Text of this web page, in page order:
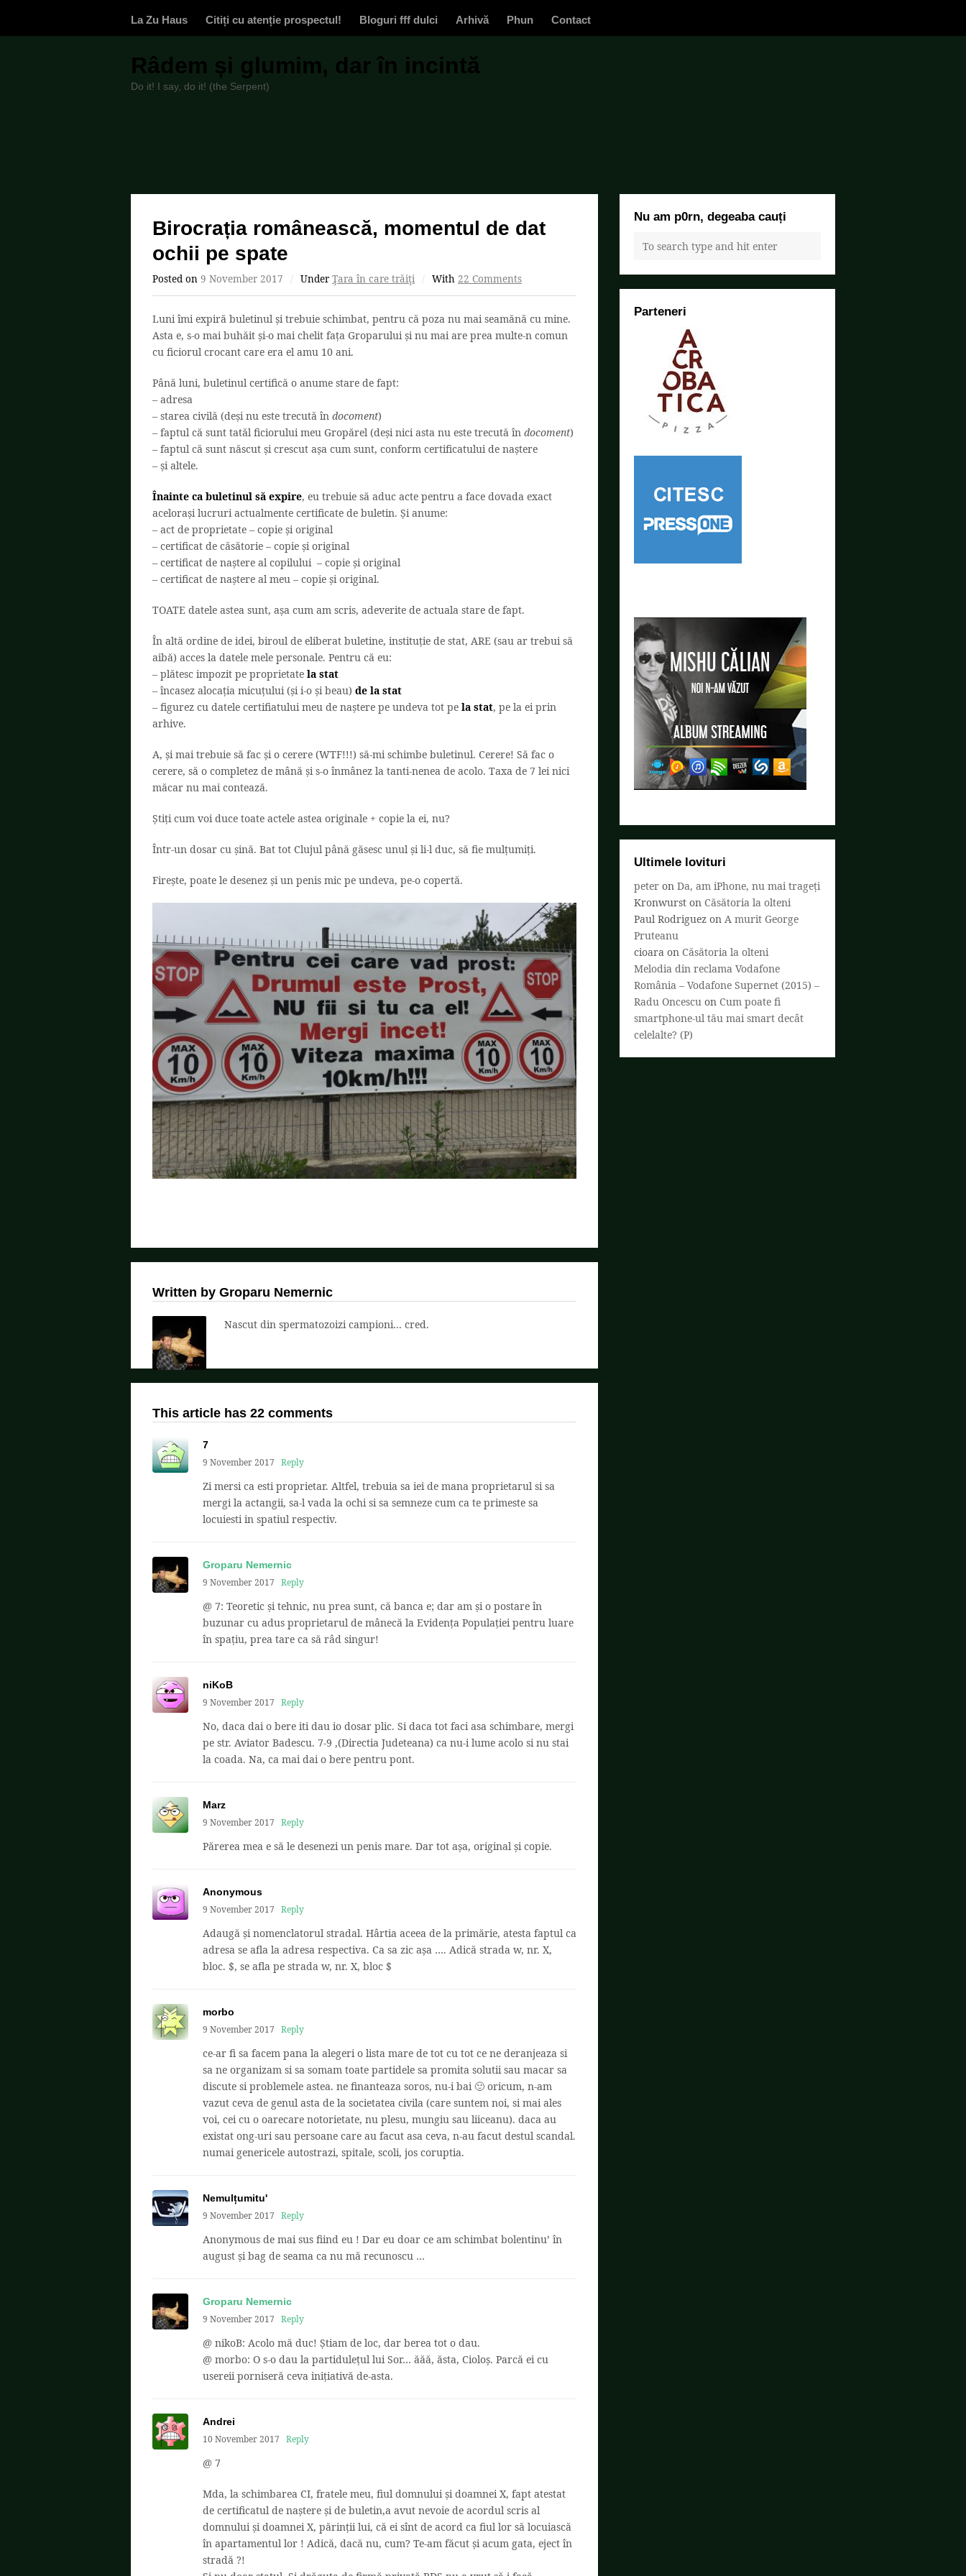
La Zu Haus Citiți cu atenție prospectul! Bloguri fff dulci Arhivă Phun Contact
Râdem și glumim, dar în incintă
Do it! I say, do it! (the Serpent)
Birocrația românească, momentul de dat
ochii pe spate
Posted on 9 November 2017 / Under Ţara în care trăiţi / With 22 Comments
Luni îmi expiră buletinul și trebuie schimbat, pentru că poza nu mai seamănă cu mine.
Asta e, s-o mai buhăit și-o mai chelit fața Groparului și nu mai are prea multe-n comun
cu ficiorul crocant care era el amu 10 ani.
Până luni, buletinul certifică o anume stare de fapt:
– adresa
– starea civilă (deși nu este trecută în docoment)
– faptul că sunt tatăl ficiorului meu Gropărel (deși nici asta nu este trecută în docoment)
– faptul că sunt născut și crescut așa cum sunt, conform certificatului de naștere
– și altele.
Înainte ca buletinul să expire, eu trebuie să aduc acte pentru a face dovada exact
acelorași lucruri actualmente certificate de buletin. Și anume:
– act de proprietate – copie și original
– certificat de căsătorie – copie și original
– certificat de naștere al copilului – copie și original
– certificat de naștere al meu – copie și original.
TOATE datele astea sunt, așa cum am scris, adeverite de actuala stare de fapt.
În altă ordine de idei, biroul de eliberat buletine, instituție de stat, ARE (sau ar trebui să
aibă) acces la datele mele personale. Pentru că eu:
– plătesc impozit pe proprietate la stat
– încasez alocația micuțului (și i-o și beau) de la stat
– figurez cu datele certifiatului meu de naștere pe undeva tot pe la stat, pe la ei prin
arhive.
A, și mai trebuie să fac și o cerere (WTF!!!) să-mi schimbe buletinul. Cerere! Să fac o
cerere, să o completez de mână și s-o înmânez la tanti-nenea de acolo. Taxa de 7 lei nici
măcar nu mai contează.
Știți cum voi duce toate actele astea originale + copie la ei, nu?
Într-un dosar cu șină. Bat tot Clujul până găsesc unul și li-l duc, să fie mulțumiți.
Firește, poate le desenez și un penis mic pe undeva, pe-o copertă.
Written by Groparu Nemernic
Nascut din spermatozoizi campioni... cred.
This article has 22 comments
7
9 November 2017
Reply
Zi mersi ca esti proprietar. Altfel, trebuia sa iei de mana proprietarul si sa
mergi la actangii, sa-l vada la ochi si sa semneze cum ca te primeste sa
locuiesti in spatiul respectiv.
Groparu Nemernic
9 November 2017
Reply
@ 7: Teoretic și tehnic, nu prea sunt, că banca e; dar am și o postare în
buzunar cu adus proprietarul de mânecă la Evidența Populației pentru luare
în spațiu, prea tare ca să râd singur!
niKoB
9 November 2017
Reply
No, daca dai o bere iti dau io dosar plic. Si daca tot faci asa schimbare, mergi
pe str. Aviator Badescu. 7-9 ,(Directia Judeteana) ca nu-i lume acolo si nu stai
la coada. Na, ca mai dai o bere pentru pont.
Marz
9 November 2017
Reply
Părerea mea e să le desenezi un penis mare. Dar tot așa, original și copie.
Anonymous
9 November 2017
Reply
Adaugă și nomenclatorul stradal. Hârtia aceea de la primărie, atesta faptul ca
adresa se afla la adresa respectiva. Ca sa zic așa …. Adică strada w, nr. X,
bloc. $, se afla pe strada w, nr. X, bloc $
morbo
9 November 2017
Reply
ce-ar fi sa facem pana la alegeri o lista mare de tot cu tot ce ne deranjeaza si
sa ne organizam si sa somam toate partidele sa promita solutii sau macar sa
discute si problemele astea. ne finanteaza soros, nu-i bai 🙂 oricum, n-am
vazut ceva de genul asta de la societatea civila (care suntem noi, si mai ales
voi, cei cu o oarecare notorietate, nu plesu, mungiu sau liiceanu). daca au
existat ong-uri sau persoane care au facut asa ceva, n-au facut destul scandal.
numai genericele autostrazi, spitale, scoli, jos coruptia.
Nemulțumitu'
9 November 2017
Reply
Anonymous de mai sus fiind eu ! Dar eu doar ce am schimbat bolentinu’ în
august și bag de seama ca nu mă recunoscu …
Groparu Nemernic
9 November 2017
Reply
@ nikoB: Acolo mă duc! Știam de loc, dar berea tot o dau.
@ morbo: O s-o dau la partidulețul lui Sor… ăăă, ăsta, Cioloș. Parcă ei cu
usereii porniseră ceva inițiativă de-asta.
Andrei
10 November 2017
Reply
@ 7
Mda, la schimbarea CI, fratele meu, fiul domnului și doamnei X, fapt atestat
de certificatul de naștere și de buletin,a avut nevoie de acordul scris al
domnului și doamnei X, părinții lui, că ei sînt de acord ca fiul lor să locuiască
în apartamentul lor ! Adică, dacă nu, cum? Te-am făcut și acum gata, eject în
stradă ?!
Nu am p0rn, degeaba cauți
Parteneri
Ultimele lovituri
peter on Da, am iPhone, nu mai trageți
Kronwurst on Căsătoria la olteni
Paul Rodriguez on A murit George
Pruteanu
cioara on Căsătoria la olteni
Melodia din reclama Vodafone
România – Vodafone Supernet (2015) –
Radu Oncescu on Cum poate fi
smartphone-ul tău mai smart decât
celelalte? (P)